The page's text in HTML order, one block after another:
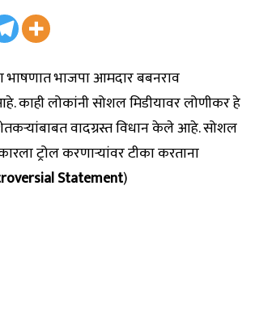
भाषणात भाजपा आमदार बबनराव
काही लोकांनी सोशल मिडीयावर लोणीकर हे
वादग्रस्त विधान केले आहे. सोशल
ट्रोल करणाऱ्यांवर टीका करताना
Statement)